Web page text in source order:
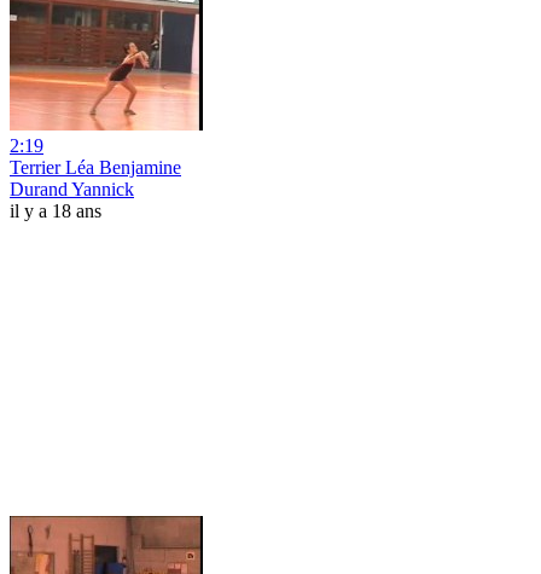
2:19
Terrier Léa Benjamine
Durand Yannick
il y a 18 ans